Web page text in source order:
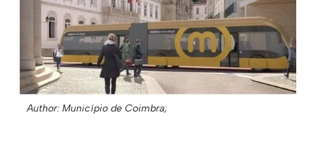
Author: Município de Coimbra;